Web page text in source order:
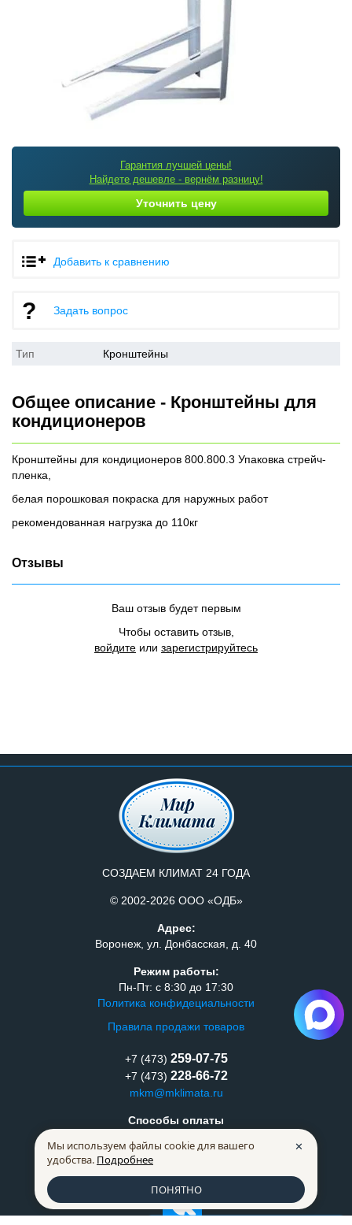
Гарантия лучшей цены!
Найдете дешевле - вернём разницу!
Уточнить цену
Добавить к сравнению
Задать вопрос
Тип Кронштейны
Общее описание - Кронштейны для
кондиционеров
Кронштейны для кондиционеров 800.800.3 Упаковка стрейч-
пленка,
белая порошковая покраска для наружных работ
рекомендованная нагрузка до 110кг
Отзывы
Ваш отзыв будет первым
Чтобы оставить отзыв,
войдите или зарегистрируйтесь
СОЗДАЕМ КЛИМАТ 24 ГОДА
© 2002-2026 ООО «ОДБ»
Адрес:
Воронеж, ул. Донбасская, д. 40
Режим работы:
Пн-Пт: с 8:30 до 17:30
Политика конфидециальности
Правила продажи товаров
+7 (473) 259-07-75
+7 (473) 228-66-72
mkm@mklimata.ru
Способы оплаты
Мы используем файлы cookie для вашего
удобства. Подробнее
✕
ПОНЯТНО